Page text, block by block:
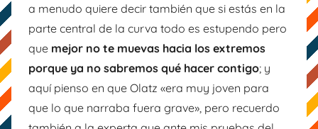
a menudo quiere decir también que si estás en la
parte central de la curva todo es estupendo pero
que mejor no te muevas hacia los extremos
porque ya no sabremos qué hacer contigo; y
aquí pienso en que Olatz «era muy joven para
que lo que narraba fuera grave», pero recuerdo